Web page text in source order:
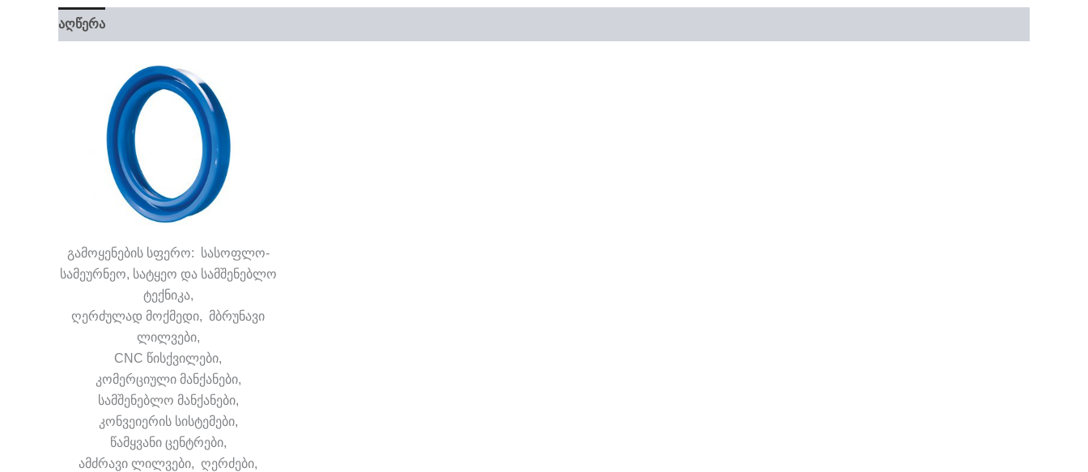
აღწერა
გამოყენების სფერო: სასოფლო-
სამეურნეო, სატყეო და სამშენებლო
ტექნიკა,
ღერძულად მოქმედი, მბრუნავი
ლილვები,
CNC წისქვილები,
კომერციული მანქანები,
სამშენებლო მანქანები,
კონვეიერის სისტემები,
წამყვანი ცენტრები,
ამძრავი ლილვები, ღერძები,